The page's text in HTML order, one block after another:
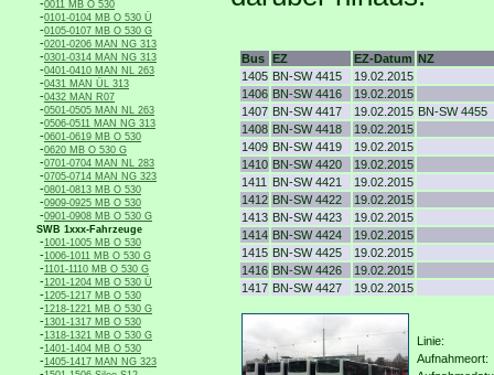
-0011 MB O 530
-0101-0104 MB O 530 Ü
-0105-0107 MB O 530 G
-0201-0206 MAN NG 313
-0301-0314 MAN NG 313
-0401-0410 MAN NL 263
-0431 MAN ÜL 313
-0432 MAN R07
-0501-0505 MAN NL 263
-0506-0511 MAN NG 313
-0601-0619 MB O 530
-0620 MB O 530 G
-0701-0704 MAN NL 283
-0705-0714 MAN NG 323
-0801-0813 MB O 530
-0909-0925 MB O 530
-0901-0908 MB O 530 G
SWB 1xxx-Fahrzeuge
-1001-1005 MB O 530
-1006-1011 MB O 530 G
-1101-1110 MB O 530 G
-1201-1204 MB O 530 Ü
-1205-1217 MB O 530
-1218-1221 MB O 530 G
-1301-1317 MB O 530
-1318-1321 MB O 530 G
-1401-1404 MB O 530
-1405-1417 MAN NG 323
Bus EZ EZ-Datum NZ
1405 BN-SW 4415
19.02.2015
1406 BN-SW 4416
19.02.2015
1407 BN-SW 4417 19.02.2015 BN-SW 4455
1408 BN-SW 4418
19.02.2015
1409 BN-SW 4419
19.02.2015
1410 BN-SW 4420
19.02.2015
1411
BN-SW 4421
19.02.2015
1412 BN-SW 4422
19.02.2015
1413 BN-SW 4423
19.02.2015
1414 BN-SW 4424
19.02.2015
1415 BN-SW 4425
19.02.2015
1416 BN-SW 4426
19.02.2015
1417 BN-SW 4427 19.02.2015
Linie:
Aufnahmeort: